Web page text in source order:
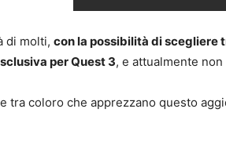
di molti, con la possibilità di scegliere
per Quest 3, e attualmente
tra coloro che apprezzano questo